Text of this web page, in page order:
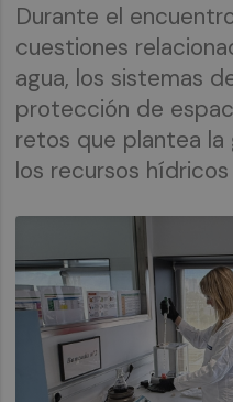
Durante el
cuestiones
agua, los sistemas
protección de
retos que plantea
los recursos hídricos